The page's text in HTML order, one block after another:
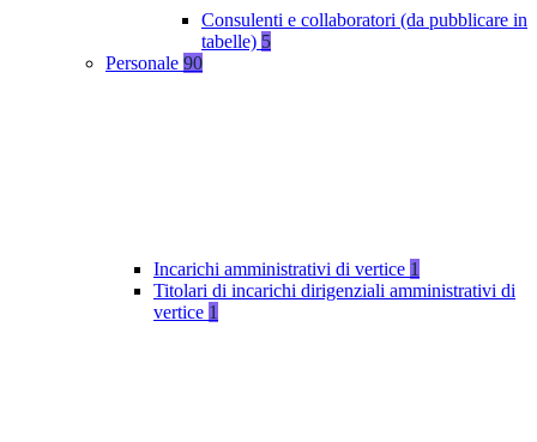
Consulenti e collaboratori (da pubblicare in
tabelle) 5
Personale 90
Incarichi amministrativi di vertice 1
Titolari di incarichi dirigenziali amministrativi di
vertice 1